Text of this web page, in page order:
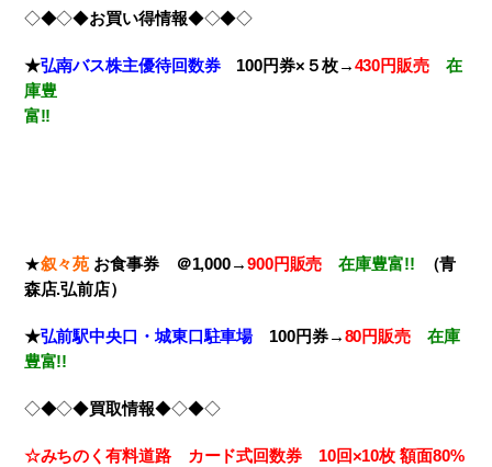
◇◆◇◆お買い得情報◆◇◆◇
★弘南バス株主優待回数券 100円券×５枚→430円販売
在
庫豊
富!!
★叙々苑 お食事券 ＠1,000→900円販売 在庫豊富!! （青
森店.弘前店）
★弘前駅中央口・城東口駐車場 100円券→80円販売
在庫
豊富!!
◇◆◇◆買取情報◆◇◆◇
☆みちのく有料道路 カード式回数券 10回×10枚額面80%